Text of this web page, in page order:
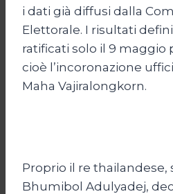
i dati già diffusi dalla
Elettorale. I risultati
ratificati solo il 9 maggio
cioè l’incoronazione
Maha Vajiralongkorn.
Proprio il re
Bhumibol Adulyadej,